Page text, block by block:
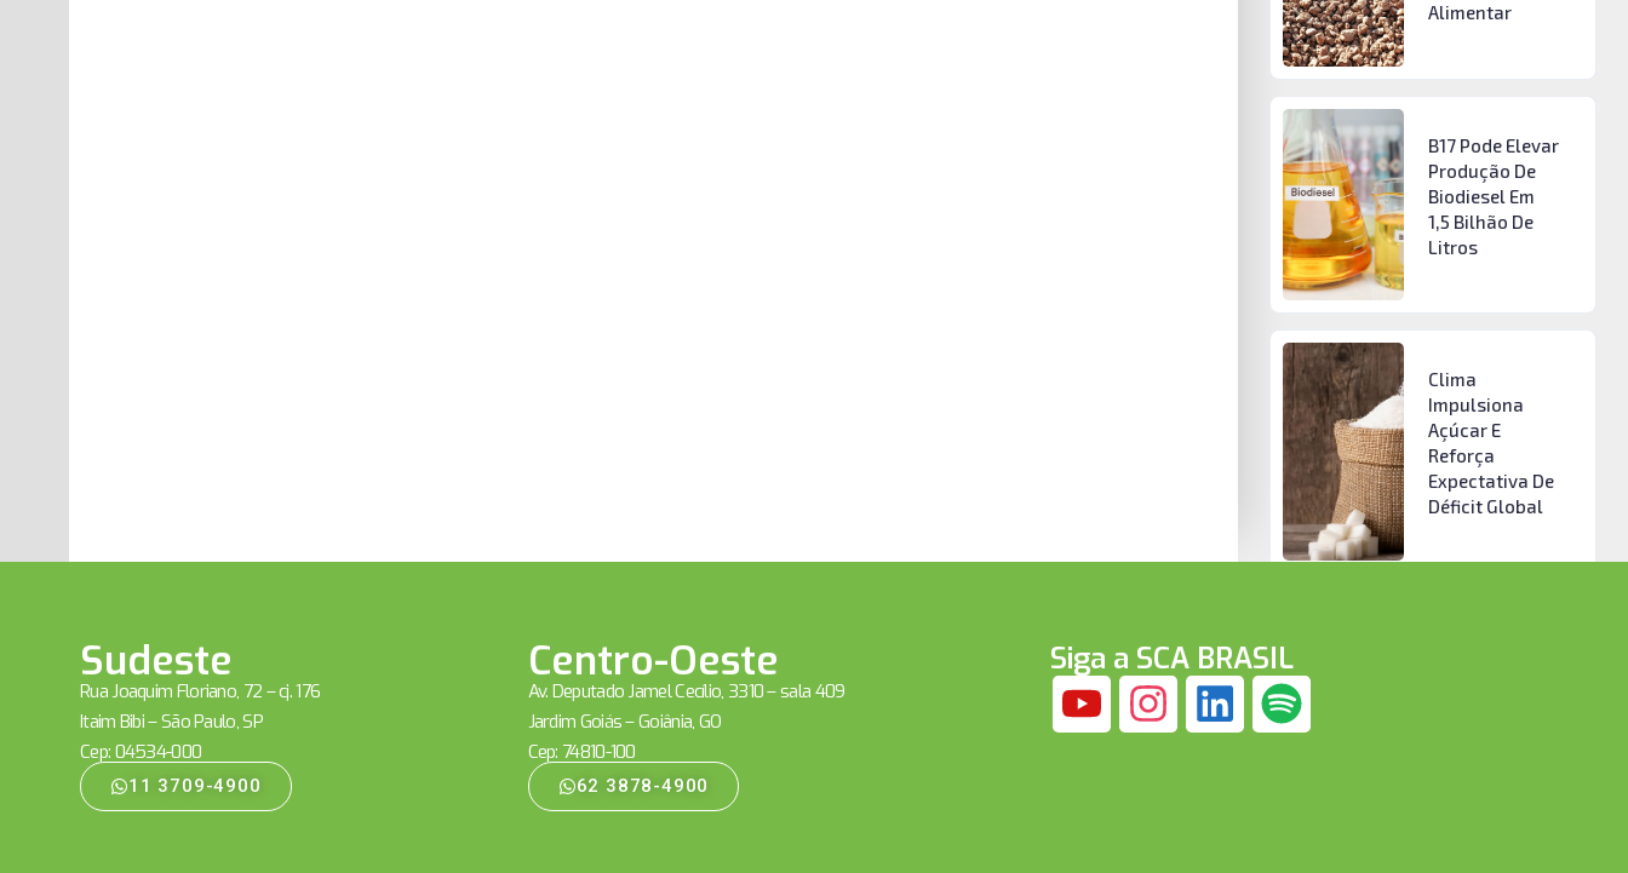
Alimentar
B17 Pode Elevar
Produção De
Biodiesel Em
1,5 Bilhão De
Litros
Clima
Impulsiona
Açúcar E
Reforça
Expectativa De
Déficit Global
Sudeste
Rua Joaquim Floriano, 72 – cj. 176
Itaim Bibi – São Paulo, SP
Cep: 04534-000
11 3709-4900
Centro-Oeste
Av. Deputado Jamel Cecílio, 3310 – sala 409
Jardim Goiás – Goiânia, GO
Cep: 74810-100
62 3878-4900
Siga a SCA BRASIL